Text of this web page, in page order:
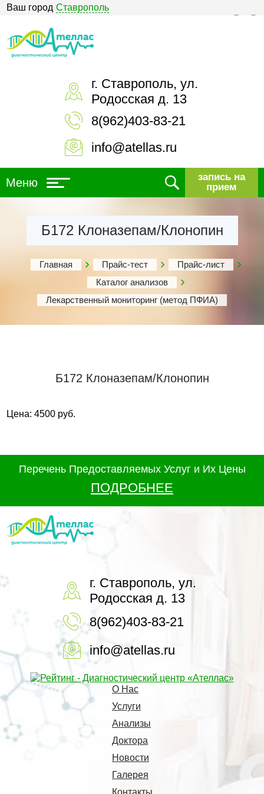
Ваш город Ставрополь
г. Ставрополь, ул.
Родосская д. 13
8(962)403-83-21
info@atellas.ru
Меню
запись на
прием
Б172 Клоназепам/Клонопин
Главная Прайс-тест
Прайс-лист
Каталог анализов
Лекарственный мониторинг (метод ПФИА)
Б172 Клоназепам/Клонопин
Цена: 4500 руб.
Перечень Предоставляемых Услуг и Их Цены
ПОДРОБНЕЕ
г. Ставрополь, ул.
Родосская д. 13
8(962)403-83-21
info@atellas.ru
О Нас
Услуги
Анализы
Доктора
Новости
Галерея
Контакты